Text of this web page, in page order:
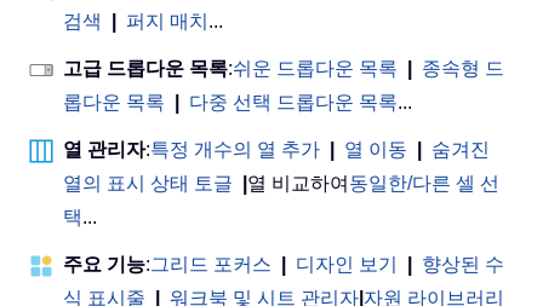
검색
퍼지 매치 ...
고급 드롭다운 목록:쉬운 드롭다운 목록
종속형 드
롭다운 목록
다중 선택 드롭다운 목록...
열 관리자:특정 개수의 열 추가 열 이동
숨겨진
열의 표시 상태 토글
열 비교하여 동일한/다른 셀 선
택...
주요 기능:그리드 포커스 디자인 보기
향상된 수
식 표시줄
워크북 및 시트 관리자 자원 라이브러리